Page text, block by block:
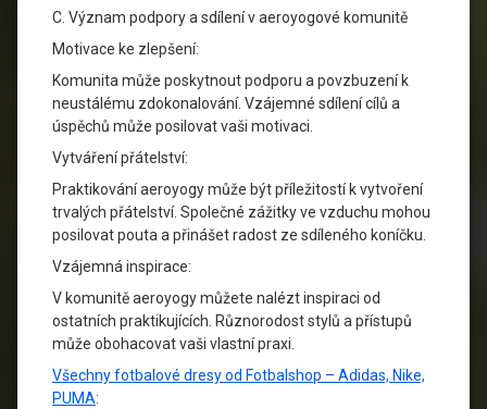
C. Význam podpory a sdílení v aeroyogové komunitě
Motivace ke zlepšení:
Komunita může poskytnout podporu a povzbuzení k
neustálému zdokonalování. Vzájemné sdílení cílů a
úspěchů může posilovat vaši motivaci.
Vytváření přátelství:
Praktikování aeroyogy může být příležitostí k vytvoření
trvalých přátelství. Společné zážitky ve vzduchu mohou
posilovat pouta a přinášet radost ze sdíleného koníčku.
Vzájemná inspirace:
V komunitě aeroyogy můžete nalézt inspiraci od
ostatních praktikujících. Různorodost stylů a přístupů
může obohacovat vaši vlastní praxi.
Všechny fotbalové dresy od Fotbalshop – Adidas, Nike,
PUMA: